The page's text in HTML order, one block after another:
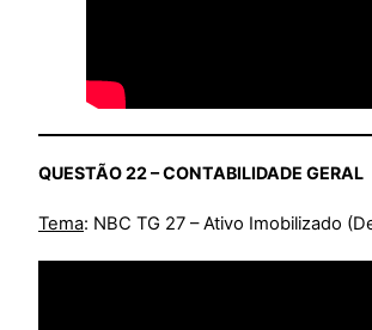
QUESTÃO 22 – CONTABILIDADE GERAL
Tema: NBC TG 27 – Ativo Imobilizado